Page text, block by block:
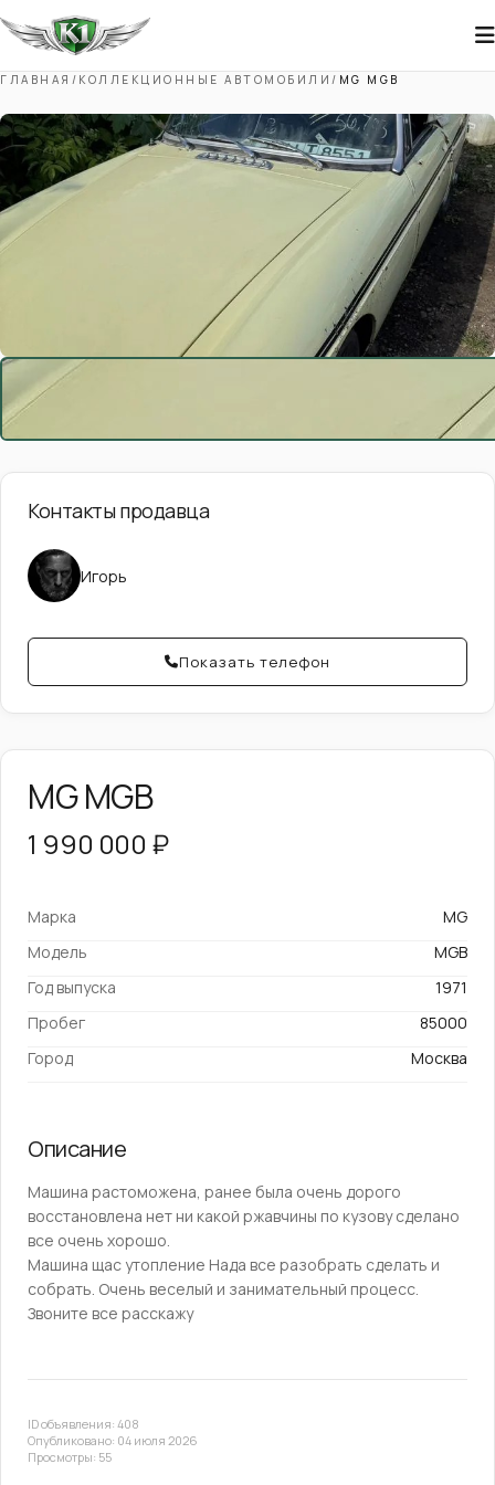
ГЛАВНАЯ / КОЛЛЕКЦИОННЫЕ АВТОМОБИЛИ / MG MGB
Контакты продавца
Игорь
Показать телефон
MG MGB
1 990 000 ₽
Марка
MG
Модель
MGB
Год выпуска
1971
Пробег
85000
Город
Москва
Описание
Машина растоможена, ранее была очень дорого
восстановлена нет ни какой ржавчины по кузову сделано
все очень хорошо.
Машина щас утопление Нада все разобрать сделать и
собрать. Очень веселый и занимательный процесс.
Звоните все расскажу
ID объявления: 408
Опубликовано: 04 июля 2026
Просмотры: 55